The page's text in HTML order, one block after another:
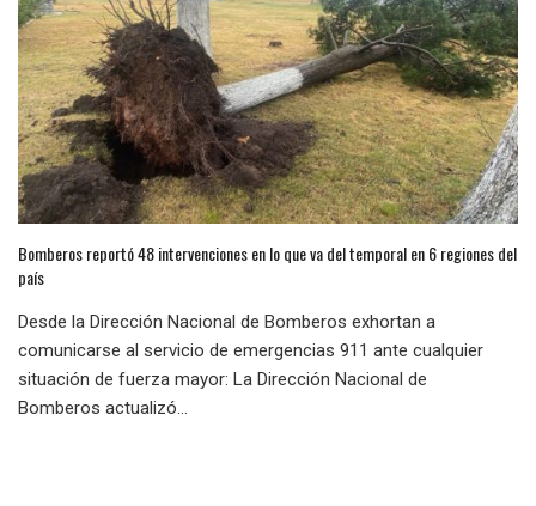
Bomberos reportó 48 intervenciones en lo que va del temporal en 6 regiones del
país
Desde la Dirección Nacional de Bomberos exhortan a
comunicarse al servicio de emergencias 911 ante cualquier
situación de fuerza mayor: La Dirección Nacional de
Bomberos actualizó...